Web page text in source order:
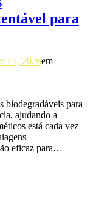
para
15, 2026em
biodegradáveis para
ajudando a
está cada vez
eficaz para…